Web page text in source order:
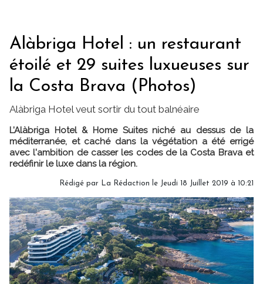
Alàbriga Hotel : un restaurant
étoilé et 29 suites luxueuses sur
la Costa Brava (Photos)
Alàbriga Hotel veut sortir du tout balnéaire
L’Alàbriga Hotel & Home Suites niché au dessus de la
méditerranée, et caché dans la végétation a été errigé
avec l'ambition de casser les codes de la Costa Brava et
redéfinir le luxe dans la région.
Rédigé par La Rédaction le Jeudi 18 Juillet 2019 à 10:21